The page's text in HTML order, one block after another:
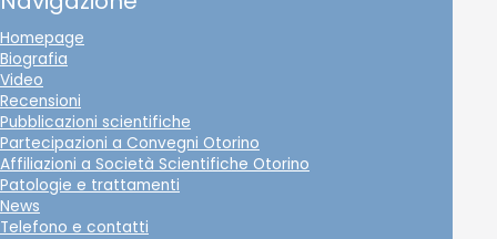
Homepage
Biografia
Video
Recensioni
Pubblicazioni scientifiche
Partecipazioni a Convegni Otorino
Affiliazioni a Società Scientifiche Otorino
Patologie e trattamenti
News
Telefono e contatti